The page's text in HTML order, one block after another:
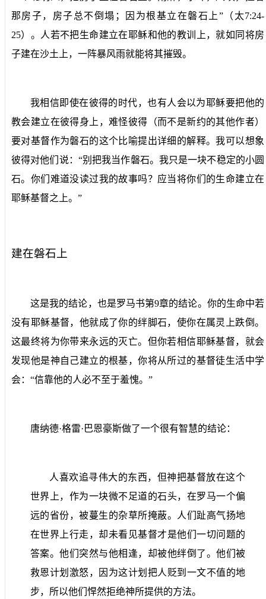
那房子，房子总不倒塌；因为根基立在磐石上”（太7:24-
25）。人若不把生命建立在耶稣和他的教训上，就如同将房
子建在沙土上，一阵暴风雨就能将其摧毁。
我相信即使在彼得的时代，也有人会以为耶稣要把他的
教会建立在彼得身上，难怪彼得（而不是新约的其他作者）
要对基督作为磐石的这个比喻提出详细的解释。我可以想象
彼得对他们说：“别把我当作磐石。我只是一块不稳定的小圆
石。你们难道没读过我的故事吗？应当将你们的生命建立在
耶稣基督之上。”
建在磐石上
这是我的结论，也是罗马书第9章的结论。你的生命中若
没有耶稣基督，他就成了你的绊脚石，使你在属灵上跌倒。
这最终将为你带来永远的灭亡。但你若相信耶稣基督，就会
发现他是神自己建立的根基，你将从所过的基督徒生活中学
会：“信靠他的人必不至于羞愧。”
唐纳德·格雷·巴恩豪斯做了一个很有智慧的结论：
人喜欢追寻伟大的东西，但神把基督放在这个
世界上，作为一块微不足道的石头，在罗马一个偏
远的省份，被蔓生的杂草所掩蔽。人们趾高气扬地
在世界上行走，却未看见基督才是他们一切问题的
答案。他们突然与他相逢，却被他绊倒了。他们被
救恩计划激怒，因为这计划把人贬到一文不值的地
步，所以他们悍然拒绝神所提供的方法。